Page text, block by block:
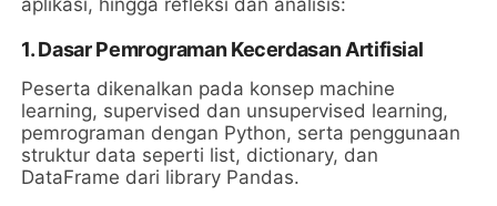
aplikasi, hingga refleksi dan analisis:
1.Dasar Pemrograman Kecerdasan Artifisial
Peserta dikenalkan pada konsep machine
learning, supervised dan unsupervised learning,
pemrograman dengan Python, serta penggunaan
struktur data seperti list, dictionary, dan
DataFrame dari library Pandas.